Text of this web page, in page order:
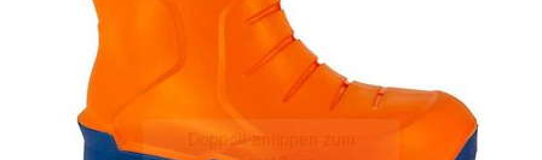
Doppelt antippen zum